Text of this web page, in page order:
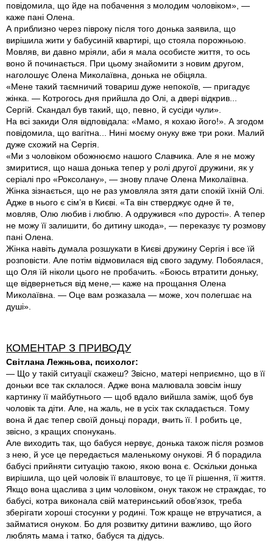
повідомила, що йде на побачення з молодим чоловіком», —
каже пані Олена.
А приблизно через півроку після того донька заявила, що
вирішила жити у бабусиній квартирі, що стояла порожньою.
Мовляв, ви давно мріяли, аби я мала особисте життя, то ось
воно й починається. При цьому знайомити з новим другом,
наголошує Олена Миколаївна, донька не обіцяла.
«Мене такий таємничий товариш дуже непокоїв, — пригадує
жінка. — Котрогось дня прийшла до Олі, а двері відкрив...
Сергій. Скандал був такий, що, певно, й сусіди чули».
На всі закиди Оля відповідала: «Мамо, я кохаю його!». А згодом
повідомила, що вагітна... Нині моєму онуку вже три роки. Малий
дуже схожий на Сергія.
«Ми з чоловіком обожнюємо нашого Славчика. Але я не можу
змиритися, що наша донька тепер у ролі другої дружини, як у
серіалі про «Роксолану», — знову плаче Олена Миколаївна.
Жінка зізнається, що не раз умовляла зятя дати спокій їхній Олі.
Адже в нього є сім’я в Києві. «Та він стверджує одне й те,
мовляв, Олю любив і люблю. А одружився «по дурості». А тепер
не можу її залишити, бо дитину шкода», — переказує ту розмову
пані Олена.
Жінка навіть думала розшукати в Києві дружину Сергія і все їй
розповісти. Але потім відмовилася від свого задуму. Побоялася,
що Оля їй ніколи цього не пробачить. «Боюсь втратити доньку,
ще відвернеться від мене,— каже на прощання Олена
Миколаївна. — Оце вам розказала — може, хоч полегшає на
душі».
КОМЕНТАР З ПРИВОДУ
Світлана Лежньова, психолог:
— Що у такій ситуації скажеш? Звісно, матері неприємно, що в її
доньки все так склалося. Адже вона малювала зовсім іншу
картинку її майбутнього — щоб вдало вийшла заміж, щоб був
чоловік та діти. Але, на жаль, не в усіх так складається. Тому
вона й дає тепер своїй доньці поради, вчить її. І робить це,
звісно, з кращих спонукань.
Але виходить так, що бабуся нервує, донька також після розмов
з нею, й усе це передається маленькому онукові. Я б порадила
бабусі прийняти ситуацію такою, якою вона є. Оскільки донька
вирішила, що цей чоловік її влаштовує, то це її рішення, її життя.
Якщо вона щаслива з цим чоловіком, онук також не страждає, то
бабусі, котра виконала свій материнський обов’язок, треба
зберігати хороші стосунки у родині. Тож краще не втручатися, а
займатися онуком. Бо для розвитку дитини важливо, що його
люблять мама і татко, бабуся та дідусь.